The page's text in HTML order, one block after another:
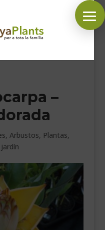
EN:
–
, Arbustos, Plantas,